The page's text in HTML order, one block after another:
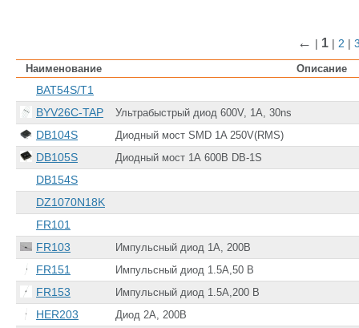
← | 1 |2 |
Наименование Описание
BAT54S/T1
BYV26C-TAP
Ультрабыстрый диод 600V, 1A, 30ns
DB104S Диодный мост SMD 1A 250V(RMS)
DB105S Диодный мост 1А 600В DB-1S
DB154S
DZ1070N18K
FR101
FR103
Импульсный диод 1А, 200В
FR151 Импульсный диод 1.5А,50 В
FR153 Импульсный диод 1.5А,200 В
HER203 Диод 2А, 200В